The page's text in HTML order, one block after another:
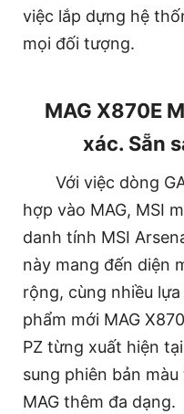
việc lắp dựng hệ
mọi đối tượng.
MAG X870E
xác. Sẵn
Với việc dòng
hợp vào MAG, MSI
danh tính MSI
này mang đến diện
rộng, cùng nhiều
phẩm mới MAG
PZ từng xuất hiện
sung phiên bản
MAG thêm đa dạng.